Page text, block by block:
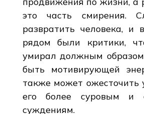
это часть смирения.
развратить человека, и
рядом были критики,
умирал должным
быть мотивирующей
также может ожесточить
его более суровым и
суждениям.